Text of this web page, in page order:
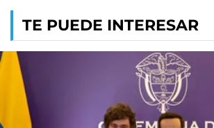
TE PUEDE INTERESAR